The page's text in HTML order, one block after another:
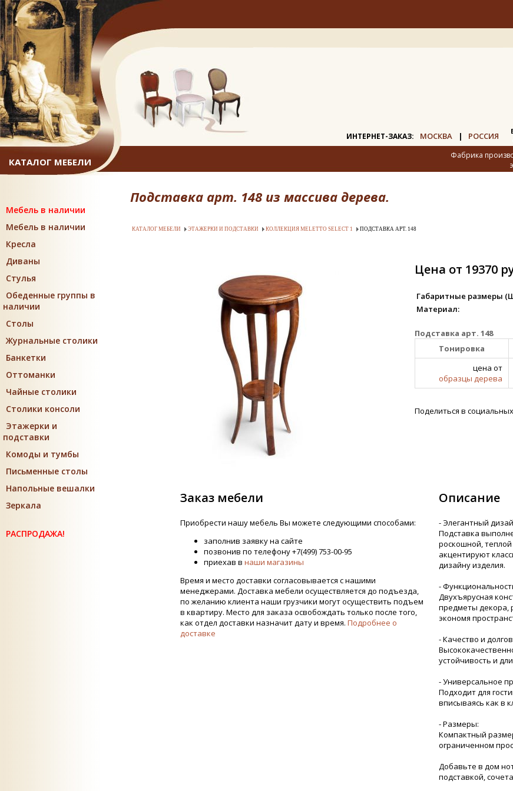
Подставка арт. 148 из массива дерева.
ИНТЕРНЕТ-ЗАКАЗ: МОСКВА | РОССИЯ
КАТАЛОГ МЕБЕЛИ
Фабрика
Мебель в наличии
Мебель в наличии
Кресла
Диваны
Стулья
Обеденные группы в
наличии
Столы
Журнальные столики
Банкетки
Оттоманки
Чайные столики
Столики консоли
Этажерки и
подставки
Комоды и тумбы
Письменные столы
Напольные вешалки
Зеркала
РАСПРОДАЖА!
КАТАЛОГ МЕБЕЛИ ЭТАЖЕРКИ И ПОДСТАВКИ КОЛЛЕКЦИЯ MELETTO SELECT 1 ПОДСТАВКА АРТ. 148
Цена от 19370
Габаритные размеры (Ш
Материал:
Подставка арт. 148
Тонировка
цена от
образцы дерева
Поделиться в
Заказ мебели
Приобрести нашу мебель Вы можете следующими способами:
заполнив заявку на сайте
позвонив по телефону +7(499) 753-00-95
приехав в наши магазины
Время и место доставки согласовывается с нашими
менеджерами. Доставка мебели осуществляется до подъезда,
по желанию клиента наши грузчики могут осуществить подъем
в квартиру. Место для заказа освобождать только после того,
как отдел доставки назначит дату и время. Подробнее о
доставке
Описание
- Элегантный
Подставка
роскошной,
акцентируют
дизайну изделия.
-
Двухъярусная
предметы декора,
экономя
- Качество и
устойчивость и
- Универсальное
Подходит для
вписываясь как в
- Размеры:
Компактный
ограниченном
Добавьте в дом
подставкой,